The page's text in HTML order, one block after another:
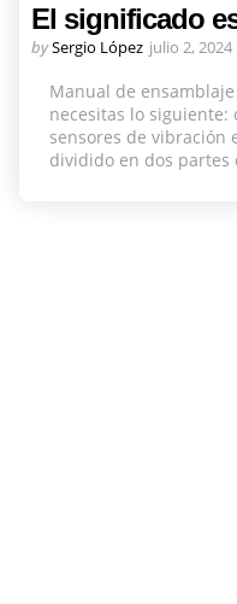
El significado
Posted
bySergio López julio 2, 2024
Manual de
necesitas lo siguiente:
sensores de vibración
dividido en dos partes